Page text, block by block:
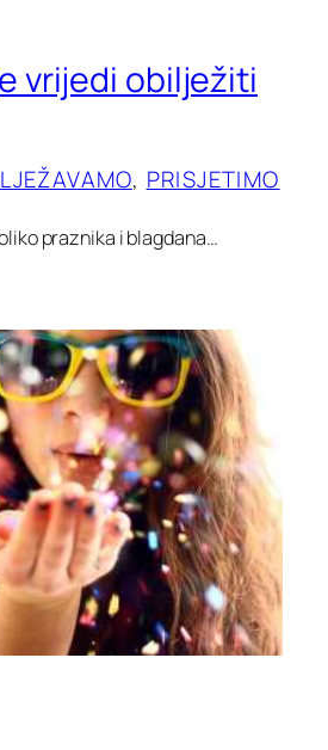
vrijedi obilježiti
, PRISJETIMO
praznika i blagdana…